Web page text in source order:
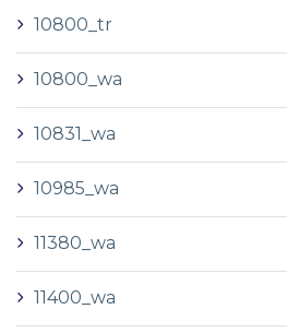
10800_tr
10800_wa
10831_wa
10985_wa
11380_wa
11400_wa